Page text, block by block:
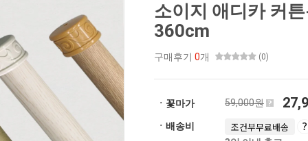
소이지 애디카 커
360cm
구매후기 0개 (0)
ㆍ꽃마가 59,000원
ㆍ배송비 조건부무료배송